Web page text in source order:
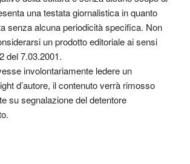
una testata giornalistica in quanto
senza alcuna periodicità specifica. Non
un prodotto editoriale ai sensi
del 7.03.2001.
involontariamente ledere un
d’autore, il contenuto verrà rimosso
su segnalazione del detentore